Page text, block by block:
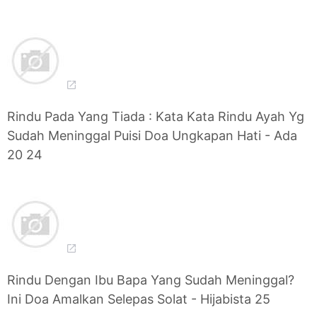
Rindu Pada Yang Tiada : Kata Kata Rindu Ayah Yg
Sudah Meninggal Puisi Doa Ungkapan Hati - Ada
20 24
Rindu Dengan Ibu Bapa Yang Sudah Meninggal?
Ini Doa Amalkan Selepas Solat - Hijabista 25